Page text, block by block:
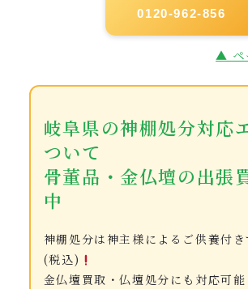
0120-962-856
▲ ペ
岐阜県の神棚処分対応
ついて
骨董品・金仏壇の出張
中
神棚処分は神主様によるご供養付
(税込)
金仏壇買取・仏壇処分にも対応可能